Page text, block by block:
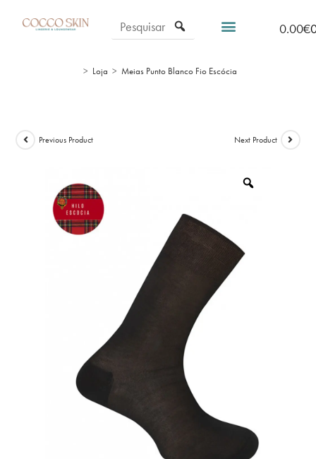
0.00€
> Loja > Meias Punto Blanco Fio Escócia
Previous Product Next Product